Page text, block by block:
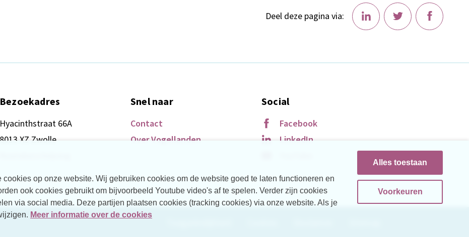
op onze website. Wij gebruiken cookies om de website goed te laten functioneren en
ook cookies gebruikt om bijvoorbeeld Youtube video's af te spelen. Verder zijn cookies
via social media. Deze partijen plaatsen cookies (tracking cookies) via onze website. Als je
Meer informatie over de cookies
Alles toestaan
Voorkeuren
Deel deze pagina via:
Bezoekadres
Hyacinthstraat 66A
8013 XZ Zwolle
Snel naar
Contact
Over Vogellanden
Social
Facebook
LinkedIn